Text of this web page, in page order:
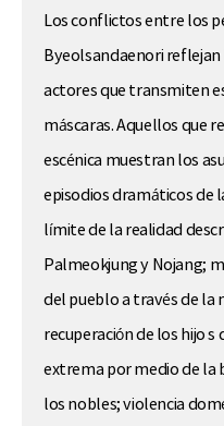
Los conflictos entre los
Byeolsandaenori reflejan
actores que transmiten
máscaras. Aquellos que
escénica muestran los
episodios dramáticos de
límite de la realidad
Palmeokjung y Nojang;
del pueblo a través de la
recuperación de los hijo s
extrema por medio de la
los nobles; violencia